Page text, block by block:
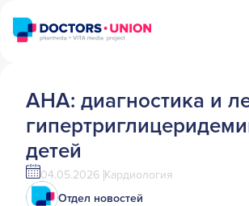
AHA: диагностика и
детей
04.05.2026 Кардиология
Отдел новостей